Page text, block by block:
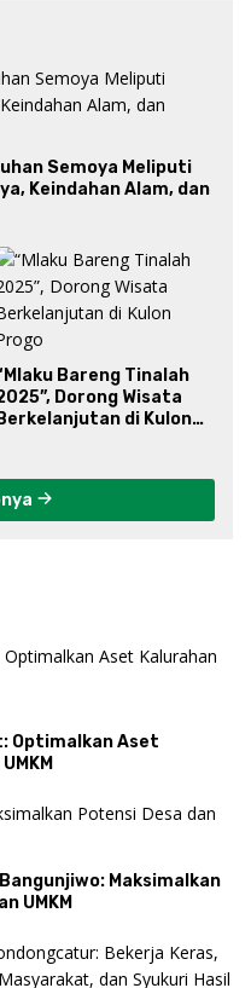
Semoya Meliputi
Keindahan Alam, dan
Bareng Tinalah
Dorong Wisata
Berkelanjutan di Kulon
Optimalkan Aset
Maksimalkan
UMKM